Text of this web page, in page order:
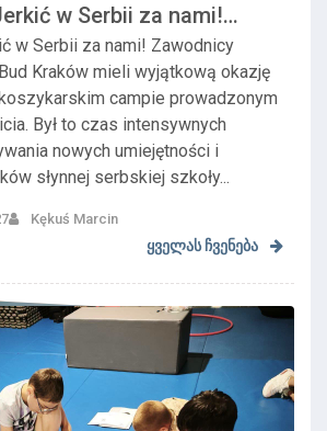
w Serbii za nami!
w Serbii za nami! Zawodnicy
Kraków mieli wyjątkową okazję
campie prowadzonym
Był to czas intensywnych
nowych umiejętności i
słynnej serbskiej szkoły...
Kękuś Marcin
ყველას ჩვენება